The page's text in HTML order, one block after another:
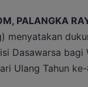
PALANGKA
menyatakan
Dasawarsa bagi
Ulang Tahun